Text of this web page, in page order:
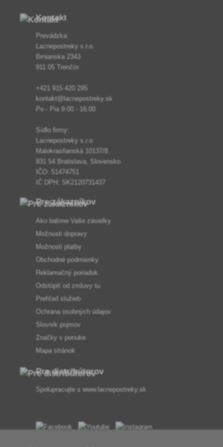
Kontakt
Prevádzka:
Lacnepostreky s.r.o.
Brnianska 2343
911 05 Trenčín
+421 915 420 295
kontakt@lacnepostreky.sk
Po - Pia 9:00 - 16:00
Sídlo firmy:
Lacnepostreky s.r.o.
Malokrasňanská 10137/8
831 54 Bratislava, Slovensko
IČO: 51474751
IČ DPH: SK2120731437
Pre zákazníkov
Ako balíme Vaše zásielky
Možnosti dopravy
Možnosti platby
Obchodné podmienky
Reklamačný poriadok
Odstúpiť od zmluvy tu
Prehľad služieb
Ochrana osobných údajov
Slovník pojmov
Značky v ponuke
Mapa stránok
Pre distribútorov
Spolupracujte s www.lacnepostreky.sk